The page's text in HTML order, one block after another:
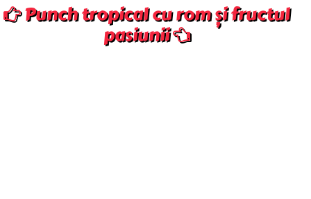
Punch tropical cu rom și fructul
pasiunii